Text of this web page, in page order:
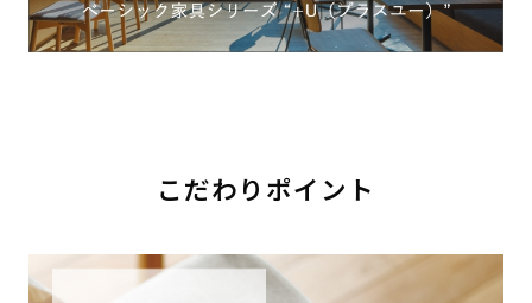
こだわりポイント